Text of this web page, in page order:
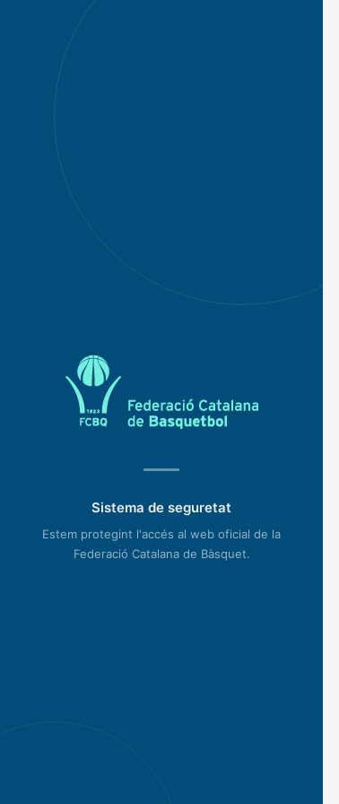
Sistema de seguretat
Estem protegint l'accés al web oficial de la
Federació Catalana de Bàsquet.